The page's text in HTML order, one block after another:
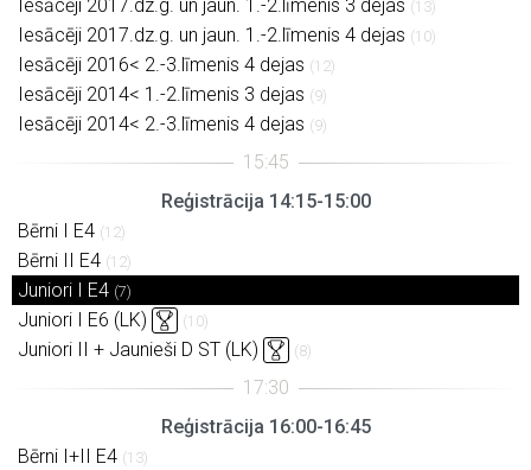
Iesācēji 2017.dz.g. un jaun. 1.-2.līmenis 3 dejas (13)
Iesācēji 2017.dz.g. un jaun. 1.-2.līmenis 4 dejas (10)
Iesācēji 2016< 2.-3.līmenis 4 dejas (12)
Iesācēji 2014< 1.-2.līmenis 3 dejas (9)
Iesācēji 2014< 2.-3.līmenis 4 dejas (9)
Reģistrācija 14:15-15:00
Bērni I E4 (12)
Bērni II E4 (12)
Juniori I E4 (7)
Juniori I E6 (LK) (10)
Juniori II + Jaunieši D ST (LK) (8)
Reģistrācija 16:00-16:45
Bērni I+II E4 (13)